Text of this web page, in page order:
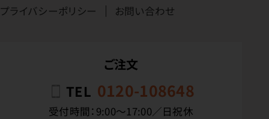
プライバシーポリシー
お問い合わせ
ご注文
TEL 0120-108648
受付時間：9:00〜17:00／日祝休